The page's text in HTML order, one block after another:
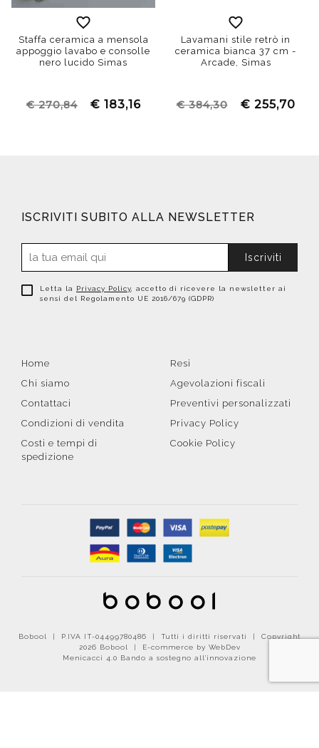
Staffa ceramica a mensola
appoggio lavabo e consolle
nero lucido Simas
€ 270,84 € 183,16
Lavamani stile retrò in
ceramica bianca 37 cm -
Arcade, Simas
€ 384,30 € 255,70
ISCRIVITI SUBITO ALLA NEWSLETTER
Iscriviti
Letta la Privacy Policy , accetto di ricevere la newsletter ai
sensi del Regolamento UE 2016/679 (GDPR)
Home
Chi siamo
Contattaci
Condizioni di vendita
Costi e tempi di
spedizione
Resi
Agevolazioni fiscali
Preventivi personalizzati
Privacy Policy
Cookie Policy
Bobool | P.IVA IT-04499780486 | Tutti i diritti riservati | Copyright
2026 Bobool |
E-commerce by WebDev
Menicacci 4.0 Bando a sostegno all'innovazione